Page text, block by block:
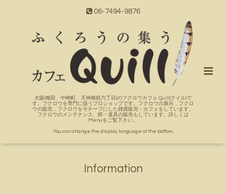
06-7494-9876
大阪(梅田、中崎町、天神橋筋六丁目)のフクロウカフェ Quill(クイル)で
す。フクロウを専門に扱うプロショップです。フクロウの展示，フクロ
ウの販売，フクロウをモチーフにした雑貨販売・カフェをしています。
フクロウのメンテナンス、餌・道具の販売もしています。詳しくは
Menuをご覧下さい。
You can change the display language at the bottom.
Information